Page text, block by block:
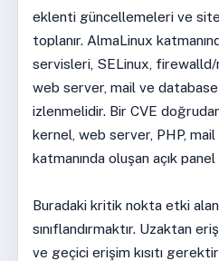
eklenti güncellemeleri ve site
toplanır. AlmaLinux
servisleri, SELinux,
web server, mail ve
izlenmelidir. Bir CVE
kernel, web server, PHP, mail
katmanında oluşan açık
Buradaki kritik nokta etki
sınıflandırmaktır. Uzaktan
ve geçici erişim kısıtı